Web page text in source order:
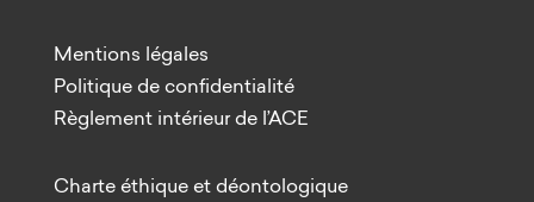
Mentions légales
Politique de confidentialité
Règlement intérieur de l’ACE
Charte éthique et déontologique